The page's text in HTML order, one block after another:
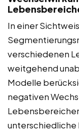
In einer
verschiedenen
weitgehend
Modelle
negativen
unterschiedliche